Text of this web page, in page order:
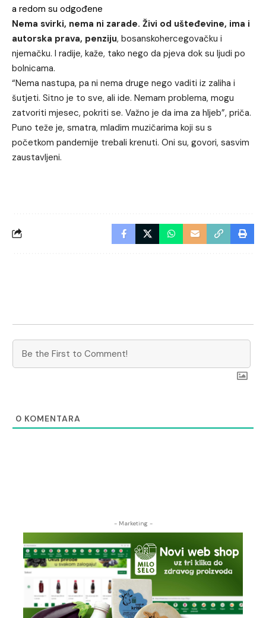
a redom su odgođene
Nema svirki, nema ni zarade. Živi od ušteđevine, ima i
autorska prava, penziju, bosanskohercegovačku i
njemačku. I radije, kaže, tako nego da pjeva dok su ljudi po
bolnicama.
“Nema nastupa, pa ni nema druge nego vaditi iz zaliha i
šutjeti. Sitno je to sve, ali ide. Nemam problema, mogu
zatvoriti mjesec, pokriti se. Važno je da ima za hljeb”, priča.
Puno teže je, smatra, mladim muzičarima koji su s
početkom pandemije trebali krenuti. Oni su, govori, sasvim
zaustavljeni.
0 KOMENTARA
- Marketing -